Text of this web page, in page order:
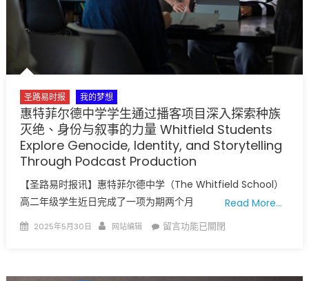
国
新
与
报
道》
2025-
2026
度
“最
佳
圣路易时报 我的梦想
惠特菲尔德中学学生通过播客项目深入探索种族
灭绝、身份与叙事的力量 Whitfield Students
Explore Genocide, Identity, and Storytelling
Through Podcast Production
【圣路易时报讯】惠特菲尔德中学（The Whitfield School）
高二年级学生近日完成了一项为期两个月
Read More…
Posted
2025年5月30日 Author
网站编辑
在
留言功能已關閉